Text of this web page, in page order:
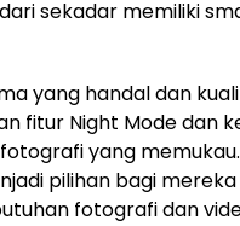
sekadar memiliki
yang handal dan
fitur Night Mode dan
yang
pilihan bagi
fotografi dan